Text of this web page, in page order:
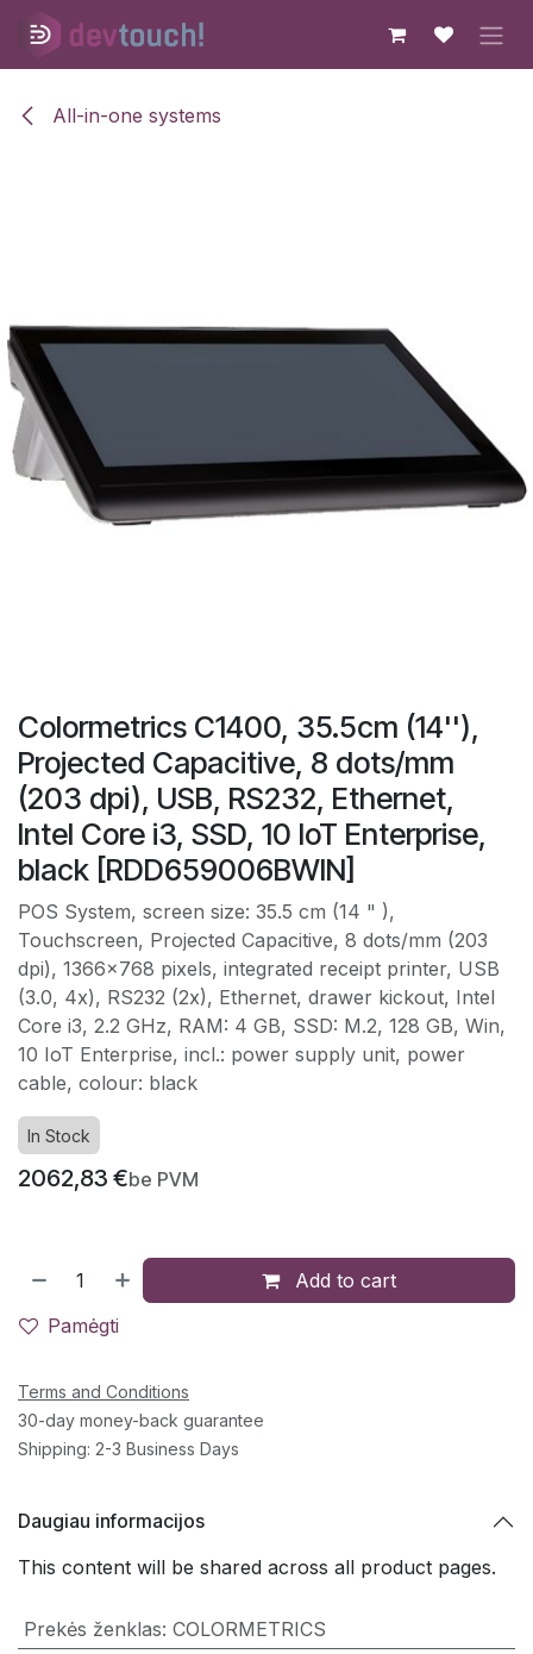
Skip to Content
All-in-one systems
Colormetrics C1400, 35.5cm (14''),
Projected Capacitive, 8 dots/mm
(203 dpi), USB, RS232, Ethernet,
Intel Core i3, SSD, 10 IoT Enterprise,
black [RDD659006BWIN]
POS System, screen size: 35.5 cm (14 " ),
Touchscreen, Projected Capacitive, 8 dots/mm (203
dpi), 1366x768 pixels, integrated receipt printer, USB
(3.0, 4x), RS232 (2x), Ethernet, drawer kickout, Intel
Core i3, 2.2 GHz, RAM: 4 GB, SSD: M.2, 128 GB, Win,
10 IoT Enterprise, incl.: power supply unit, power
cable, colour: black
In Stock
2062,83 €be PVM
Add to cart
Pamėgti
Terms and Conditions
30-day money-back guarantee
Shipping: 2-3 Business Days
Daugiau informacijos
This content will be shared across all product pages.
Prekės ženklas: COLORMETRICS